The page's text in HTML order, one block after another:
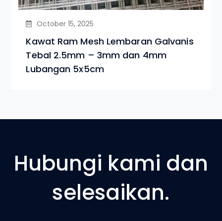
October 15, 2025
Kawat Ram Mesh Lembaran Galvanis
Tebal 2.5mm – 3mm dan 4mm
Lubangan 5x5cm
Hubungi kami dan
selesaikan.